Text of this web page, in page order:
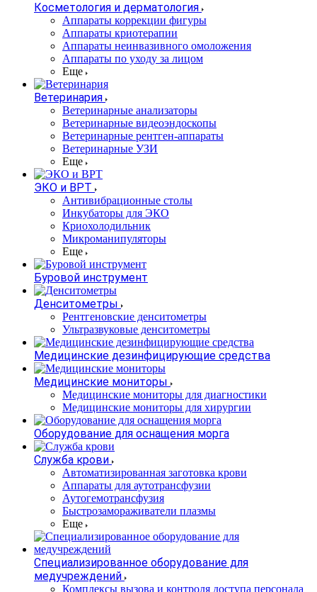
Косметология и дерматология
Аппараты коррекции фигуры
Аппараты криотерапии
Аппараты неинвазивного омоложения
Аппараты по уходу за лицом
Еще
Ветеринария
Ветеринарные анализаторы
Ветеринарные видеоэндоскопы
Ветеринарные рентген-аппараты
Ветеринарные УЗИ
Еще
ЭКО и ВРТ
Антивибрационные столы
Инкубаторы для ЭКО
Криохолодильник
Микроманипуляторы
Еще
Буровой инструмент
Денситометры
Рентгеновские денситометры
Ультразвуковые денситометры
Медицинские дезинфицирующие средства
Медицинские мониторы
Медицинские мониторы для диагностики
Медицинские мониторы для хирургии
Оборудование для оснащения морга
Служба крови
Автоматизированная заготовка крови
Аппараты для аутотрансфузии
Аутогемотрансфузия
Быстрозамораживатели плазмы
Еще
Специализированное оборудование для
медучреждений
Комплексы вызова и контроля доступа персонала